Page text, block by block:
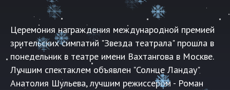
Церемония награждения международной премией
зрительских симпатий "Звезда театрала" прошла в
понедельник в театре имени Вахтангова в Москве.
Лучшим спектаклем объявлен "Солнце Ландау"
Анатолия Шульева, лучшим режиссером - Роман